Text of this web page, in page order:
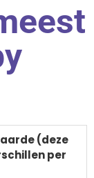
(deze
per